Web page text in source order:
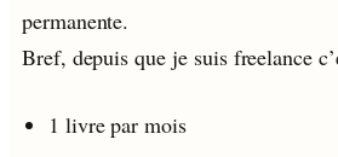
permanente.
Bref, depuis que je suis freelance
1 livre par mois